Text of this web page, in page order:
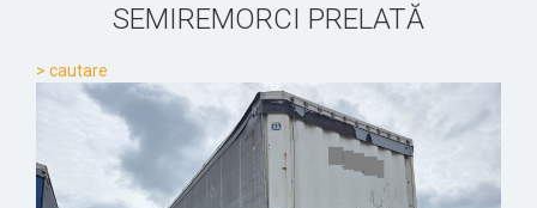
SEMIREMORCI PRELATĂ
> cautare